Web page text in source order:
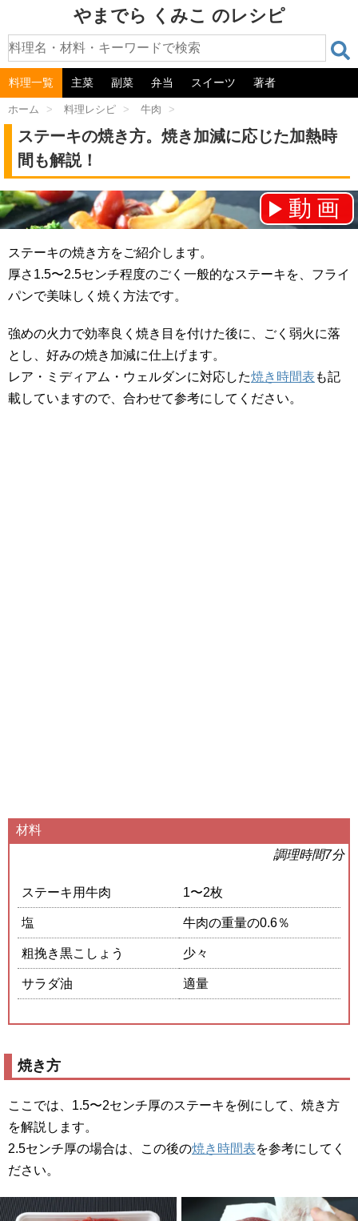
やまでら くみこ のレシピ
料理一覧 主菜 副菜 弁当 スイーツ 著者
ホーム > 料理レシピ > 牛肉 >
ステーキの焼き方。焼き加減に応じた加熱時
間も解説！
動画
チャンネル登録をお願いします！⇒
ステーキの焼き方をご紹介します。
厚さ1.5〜2.5センチ程度のごく一般的なステーキを、フライ
パンで美味しく焼く方法です。
強めの火力で効率良く焼き目を付けた後に、ごく弱火に落
とし、好みの焼き加減に仕上げます。
レア・ミディアム・ウェルダンに対応した焼き時間表 も記
載していますので、合わせて参考にしてください。
材料
調理時間7分
ステーキ用牛肉 1〜2枚
塩 牛肉の重量の0.6％
粗挽き黒こしょう 少々
サラダ油 適量
焼き方
ここでは、1.5〜2センチ厚のステーキを例にして、焼き方
を解説します。
2.5センチ厚の場合は、この後の焼き時間表を参考にしてく
ださい。